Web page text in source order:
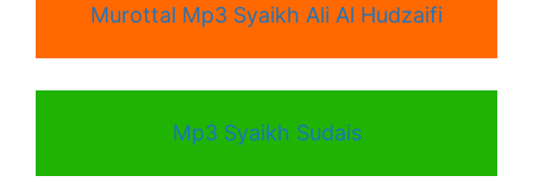
Murottal Mp3 Syaikh Ali Al Hudzaifi
Mp3 Syaikh Sudais